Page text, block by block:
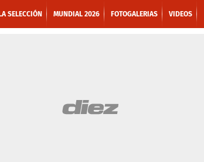
LA SELECCIÓN MUNDIAL 2026 FOTOGALERIAS VIDEOS